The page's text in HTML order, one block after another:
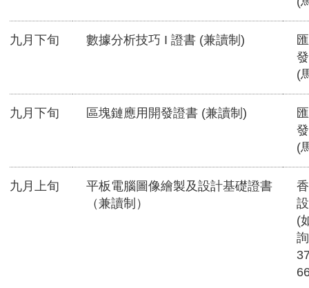
九月下旬 數據分析技巧 I 證書 (兼讀制)
(
九月下旬 區塊鏈應用開發證書 (兼讀制)
(
九月上旬
平板電腦圖像繪製及設計基礎證書
（兼讀制）
(